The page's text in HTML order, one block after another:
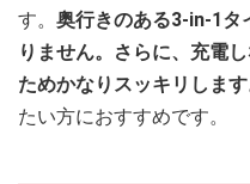
す。 奥行きのある3-in-1タ
りません。さらに、充電
ためかなりスッキリします
たい方におすすめです。